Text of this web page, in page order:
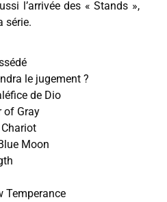
l’arrivée des « Stands »,
série.
le jugement ?
de Dio
of Gray
Moon
Temperance